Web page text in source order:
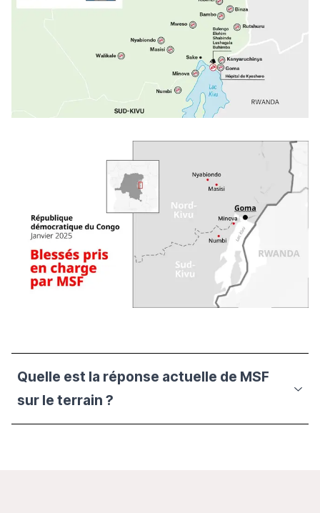
Quelle est la réponse actuelle de MSF
sur le terrain ?